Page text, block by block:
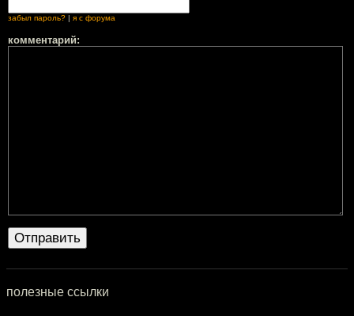
забыл пароль? | я с форума
комментарий:
полезные ссылки